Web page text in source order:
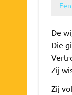
De
Die
Zij
Zij